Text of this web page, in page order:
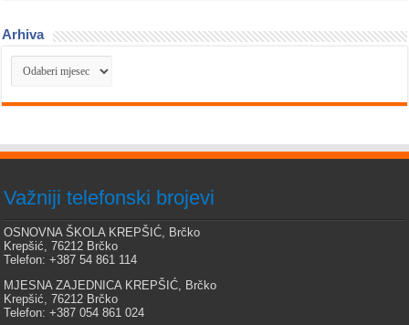
Arhiva
Arhiva
Važniji telefonski brojevi
OSNOVNA ŠKOLA KREPŠIĆ, Brčko
Krepšić, 76212 Brčko
Telefon: +387 54 861 114
MJESNA ZAJEDNICA KREPŠIĆ, Brčko
Krepšić, 76212 Brčko
Telefon: +387 054 861 024